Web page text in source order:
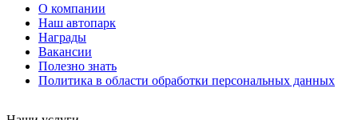
О компании
Наш автопарк
Награды
Вакансии
Полезно знать
Политика в области обработки персональных данных